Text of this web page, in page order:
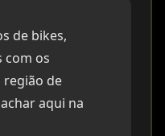
de bikes,
com os
região de
aqui na